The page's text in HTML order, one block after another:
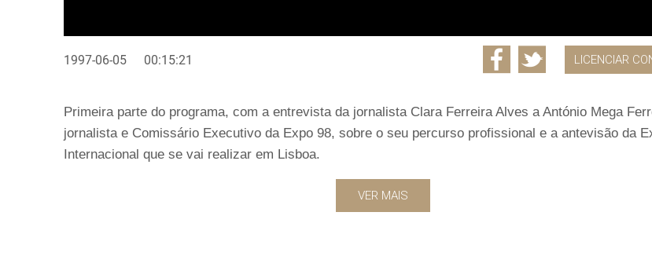
1997-06-05 00:15:21 LICENCIAR
Primeira parte do programa, com a entrevista da jornalista Clara Ferreira Alves a António Mega
jornalista e Comissário Executivo da Expo 98, sobre o seu percurso profissional e a antevisão da
Internacional que se vai realizar em Lisboa.
VER MAIS